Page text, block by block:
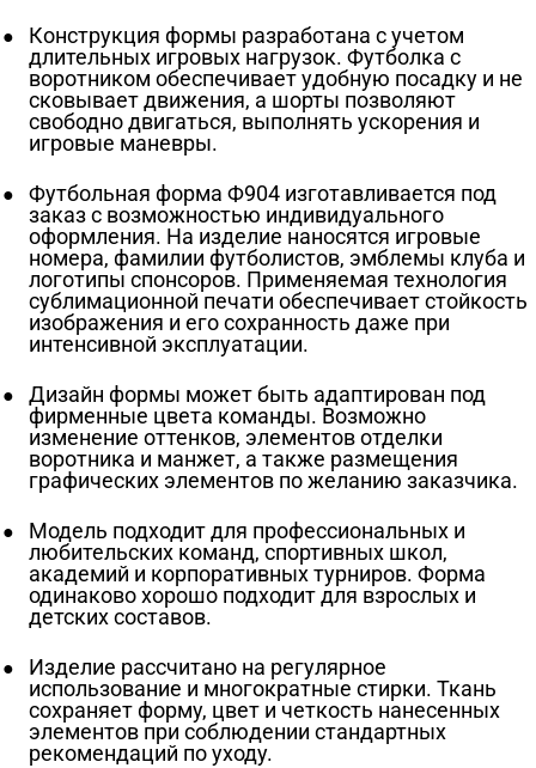
Конструкция формы разработана с учетом
длительных игровых нагрузок. Футболка с
воротником обеспечивает удобную посадку и не
сковывает движения, а шорты позволяют
свободно двигаться, выполнять ускорения и
игровые маневры.
Футбольная форма Ф904 изготавливается под
заказ с возможностью индивидуального
оформления. На изделие наносятся игровые
номера, фамилии футболистов, эмблемы клуба и
логотипы спонсоров. Применяемая технология
сублимационной печати обеспечивает стойкость
изображения и его сохранность даже при
интенсивной эксплуатации.
Дизайн формы может быть адаптирован под
фирменные цвета команды. Возможно
изменение оттенков, элементов отделки
воротника и манжет, а также размещения
графических элементов по желанию заказчика.
Модель подходит для профессиональных и
любительских команд, спортивных школ,
академий и корпоративных турниров. Форма
одинаково хорошо подходит для взрослых и
детских составов.
Изделие рассчитано на регулярное
использование и многократные стирки. Ткань
сохраняет форму, цвет и четкость нанесенных
элементов при соблюдении стандартных
рекомендаций по уходу.